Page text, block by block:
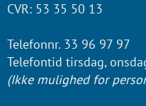
CVR: 53 35 50 13
Telefonnr. 33 96 97 97
Telefontid tirsdag,
(Ikke mulighed for